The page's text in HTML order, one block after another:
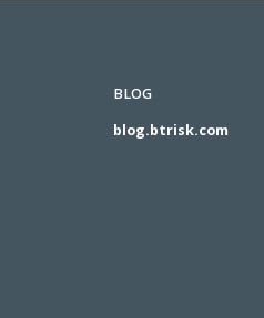
BLOG
blog.btrisk.com